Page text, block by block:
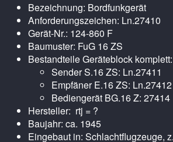
Bezeichnung: Bordfunkgerät
Anforderungszeichen: Ln.27410
Gerät-Nr.: 124-860 F
Baumuster: FuG 16 ZS
Bestandteile Geräteblock komplett:
Sender S.16 ZS: Ln.27411
Empfäner E.16 ZS: Ln.27412
Bediengerät BG.16 Z: 27414
Hersteller: rtj = ?
Baujahr: ca. 1945
Eingebaut in: Schlachtflugzeuge,